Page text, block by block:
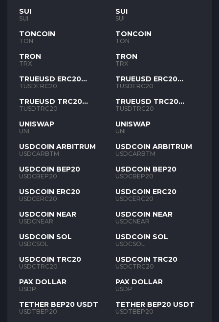
SUI
SUI
TONCOIN
TON
TRON
TRX
TRUEUSD ERC20
TUSD
TUSDERC20
TRUEUSD TRC20
TUSD
TUSDTRC20
UNISWAP
UNI
USDCOIN ARBITRUM
USDCARBTM
USDCOIN BEP20
USDCBEP20
USDCOIN ERC20
USDCERC20
USDCOIN NEAR
USDCNEAR
USDCOIN SOL
USDCSOL
USDCOIN TRC20
USDCTRC20
PAX DOLLAR
USDP
TETHER BEP20 USDT
USDTBEP20
SUI
SUI
TONCOIN
TON
TRON
TRX
TRUEUSD ERC20
TUSD
TUSDERC20
TRUEUSD TRC20
TUSD
TUSDTRC20
UNISWAP
UNI
USDCOIN ARBITRUM
USDCARBTM
USDCOIN BEP20
USDCBEP20
USDCOIN ERC20
USDCERC20
USDCOIN NEAR
USDCNEAR
USDCOIN SOL
USDCSOL
USDCOIN TRC20
USDCTRC20
PAX DOLLAR
USDP
TETHER BEP20 USDT
USDTBEP20